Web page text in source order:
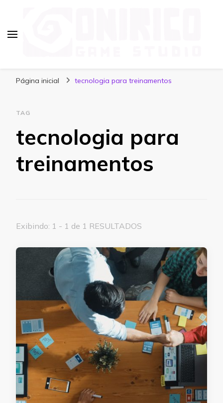
Página inicial tecnologia para treinamentos
TAG
tecnologia para
treinamentos
Exibindo: 1 - 1 de 1 RESULTADOS